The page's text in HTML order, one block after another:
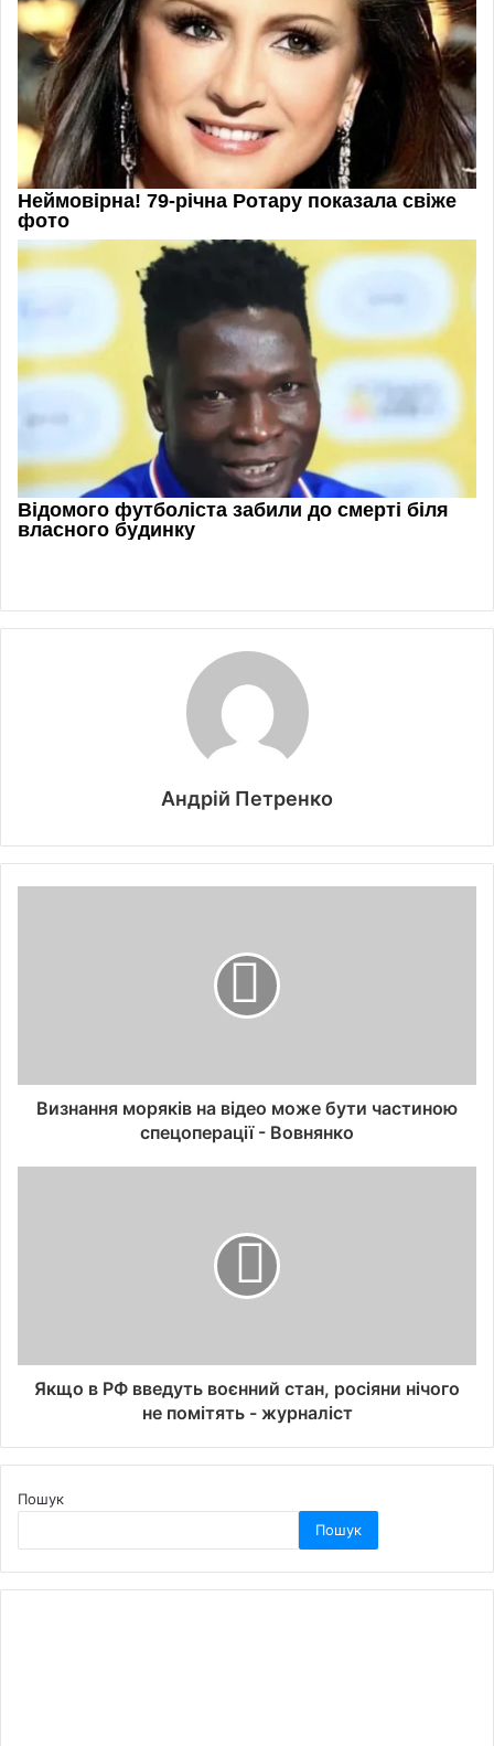
Андрій Петренко
Визнання моряків на відео може бути частиною
спецоперації - Вовнянко
Якщо в РФ введуть воєнний стан, росіяни нічого
не помітять - журналіст
Пошук
Пошук